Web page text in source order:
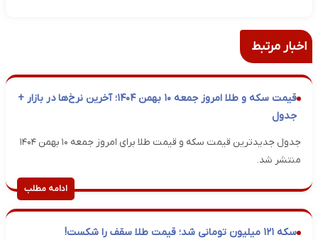
اخبار مرتبط
قیمت سکه و طلا امروز جمعه ۱۰ بهمن ۱۴۰۴؛ آخرین نرخ‌ها در بازار +
جدول
جدول جدیدترین قیمت سکه و قیمت طلا برای امروز جمعه ۱۰ بهمن ۱۴۰۴
منتشر شد.
ادامه مطلب
سکه ۱۲۱ میلیون تومانی شد؛ قیمت طلا سقف را شکست!